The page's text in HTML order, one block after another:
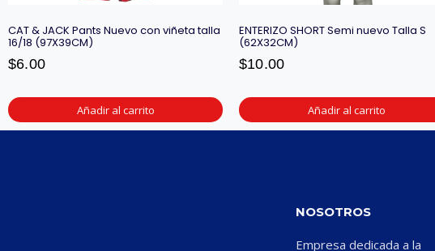
CAT & JACK Pants Nuevo con viñeta talla
16/18 (97X39CM)
$6.00
Añadir al carrito
ENTERIZO SHORT Semi nuevo Talla S
(62X32CM)
$10.00
Añadir al carrito
NOSOTROS
Empresa dedicada a la